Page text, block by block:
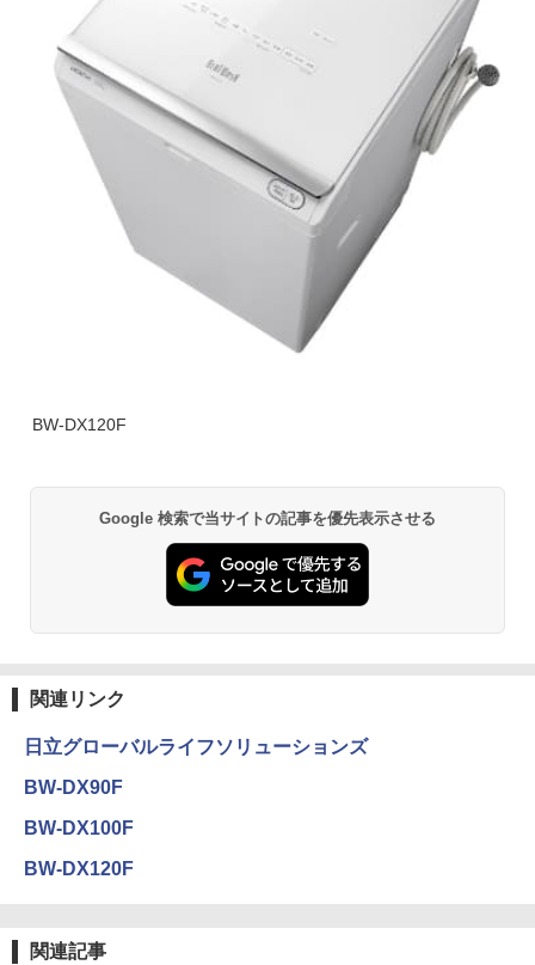
BW-DX120F
Google 検索で当サイトの記事を優先表示させる
関連リンク
日立グローバルライフソリューションズ
BW-DX90F
BW-DX100F
BW-DX120F
関連記事